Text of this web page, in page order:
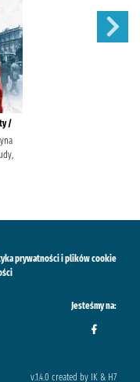
/
prywatności i plików cookie
Jesteśmy na:
v.1.4.0 created by IK & H7